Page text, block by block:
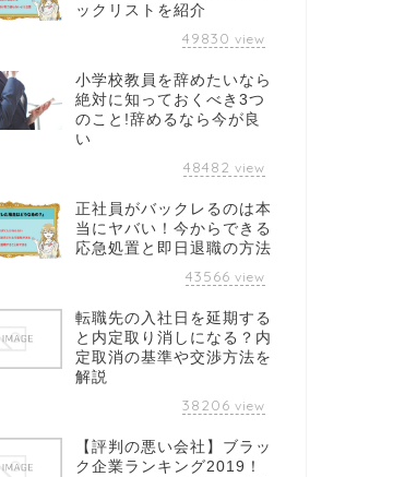
ックリストを紹介
49830 view
小学校教員を辞めたいなら
絶対に知っておくべき3つ
のこと!辞めるなら今が良
い
48482 view
正社員がバックレるのは本
当にヤバい！今からできる
応急処置と即日退職の方法
43566 view
転職先の入社日を延期する
と内定取り消しになる？内
定取消の基準や交渉方法を
解説
38206 view
【評判の悪い会社】ブラッ
ク企業ランキング2019！